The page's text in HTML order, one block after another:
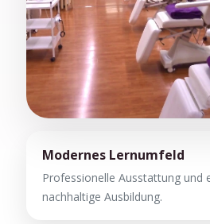
Modernes Lernumfeld
Professionelle Ausstattung und
nachhaltige Ausbildung.